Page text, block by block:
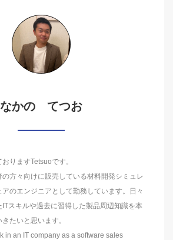
なかの てつお
りますTetsuoです。
方々向けに販売している材料開発シミュレ
のエンジニアとして勤務しています。日々
スキルや過去に習得した製品周辺知識を本
たいと思います。
in an IT company as a software sales